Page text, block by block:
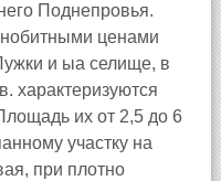
Поднепровья.
ценами
и ыа селище, в
характеризуются
их от 2,5 до 6
участку на
при плотно